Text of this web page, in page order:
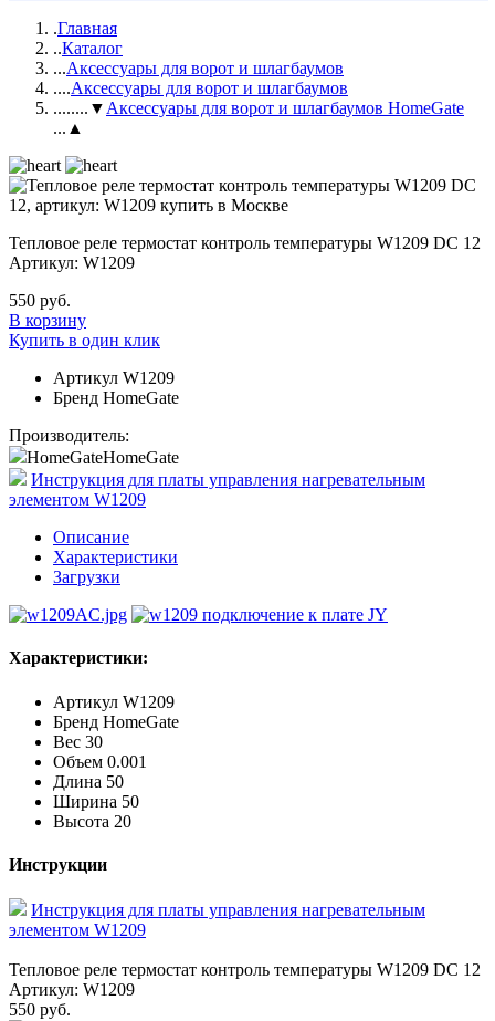
.Главная
..Каталог
...Аксессуары для ворот и шлагбаумов
....Аксессуары для ворот и шлагбаумов
........▼ Аксессуары для ворот и шлагбаумов HomeGate
...▲
Тепловое реле термостат контроль температуры W1209 DC 12
Артикул: W1209
550 руб.
В корзину
Купить в один клик
Артикул W1209
Бренд HomeGate
Производитель:
HomeGateHomeGate
Инструкция для платы управления нагревательным
элементом W1209
Описание
Характеристики
Загрузки
Характеристики:
Артикул W1209
Бренд HomeGate
Вес 30
Объем 0.001
Длина 50
Ширина 50
Высота 20
Инструкции
Инструкция для платы управления нагревательным
элементом W1209
Тепловое реле термостат контроль температуры W1209 DC 12
Артикул: W1209
550 руб.